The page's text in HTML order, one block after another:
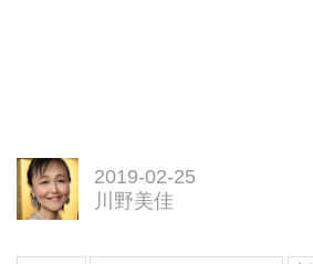
2019-02-25
川野美佳